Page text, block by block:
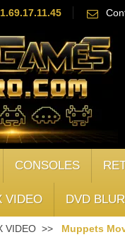
CONSOLES
VIDEO DVD
VIDEO Muppets